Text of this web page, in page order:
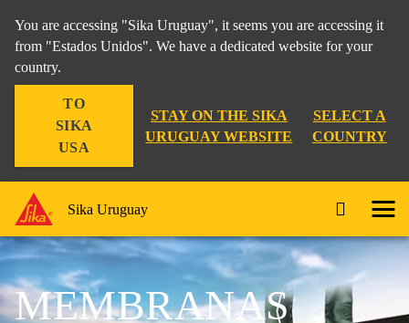
You are accessing "Sika Uruguay", it seems you are accessing it
from "Estados Unidos". We have a dedicated website for your
country.
TO
SIKA
USA
STAY ON THE SIKA
URUGUAY WEBSITE
SELECT A
COUNTRY
Sika Uruguay
MEMBRANAS